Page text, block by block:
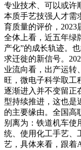
专业技术、可以或许
本质手艺技强人才需
育质量的评价，2023
全体上看，近五年
产化”的成长轨迹。
求迁徙的新信号。
业流向看，出产运转
旺，微电子科学取工
逐渐进入并不变留正
型持续推进，这也是
的主要缘由。全国高
别离为：铁道机车使
统、使用化工手艺、
艺，具体来看，跟着